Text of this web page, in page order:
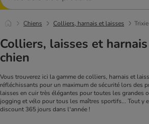
Chiens Colliers, harnais et laisses Trixie
Colliers, laisses et
chien
Vous trouverez ici la gamme de colliers, harnais et
réfléchissants pour un maximum de sécurité lors des
laisses en cuir très élégantes pour toutes les grandes
jogging et vélo pour tous les maîtres sportifs... Tout y
discount 365 jours dans l'année !